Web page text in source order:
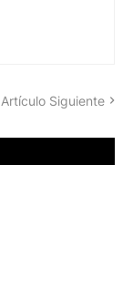
Artículo Siguiente